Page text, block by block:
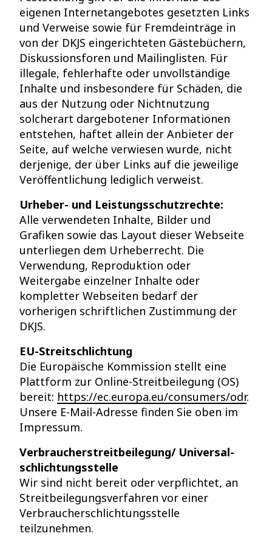
eigenen Internetangebotes gesetzten Links
und Verweise sowie für Fremdeinträge in
von der DKJS eingerichteten Gästebüchern,
Diskussionsforen und Mailinglisten. Für
illegale, fehlerhafte oder unvollständige
Inhalte und insbesondere für Schäden, die
aus der Nutzung oder Nichtnutzung
solcherart dargebotener Informationen
entstehen, haftet allein der Anbieter der
Seite, auf welche verwiesen wurde, nicht
derjenige, der über Links auf die jeweilige
Veröffentlichung lediglich verweist.
Urheber- und Leistungsschutzrechte:
Alle verwendeten Inhalte, Bilder und
Grafiken sowie das Layout dieser Webseite
unterliegen dem Urheberrecht. Die
Verwendung, Reproduktion oder
Weitergabe einzelner Inhalte oder
kompletter Webseiten bedarf der
vorherigen schriftlichen Zustimmung der
DKJS.
EU-Streitschlichtung
Die Europäische Kommission stellt eine
Plattform zur Online-Streitbeilegung (OS)
bereit: https://ec.europa.eu/consumers/odr.
Unsere E-Mail-Adresse finden Sie oben im
Impressum.
Verbraucher­streitbeilegung/ Universal­
schlichtungsstelle
Wir sind nicht bereit oder verpflichtet, an
Streitbeilegungsverfahren vor einer
Verbraucherschlichtungsstelle
teilzunehmen.